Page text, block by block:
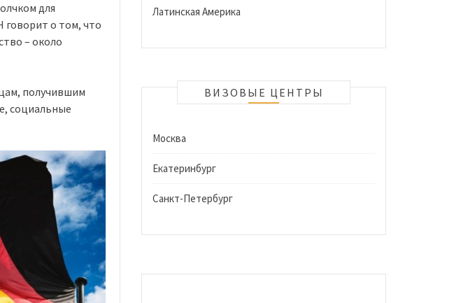
для
говорит о том, что
– около
получившим
социальные
Латинская Америка
ВИЗОВЫЕ ЦЕНТРЫ
Москва
Екатеринбург
Санкт-Петербург